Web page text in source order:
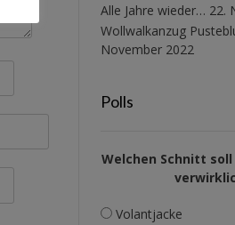
Alle Jahre wieder… 22.
Wollwalkanzug
November 2022
Polls
Welchen Schnitt
Volantjacke